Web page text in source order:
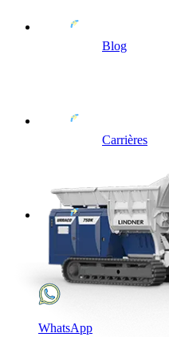
Blog
Carrières
WhatsApp